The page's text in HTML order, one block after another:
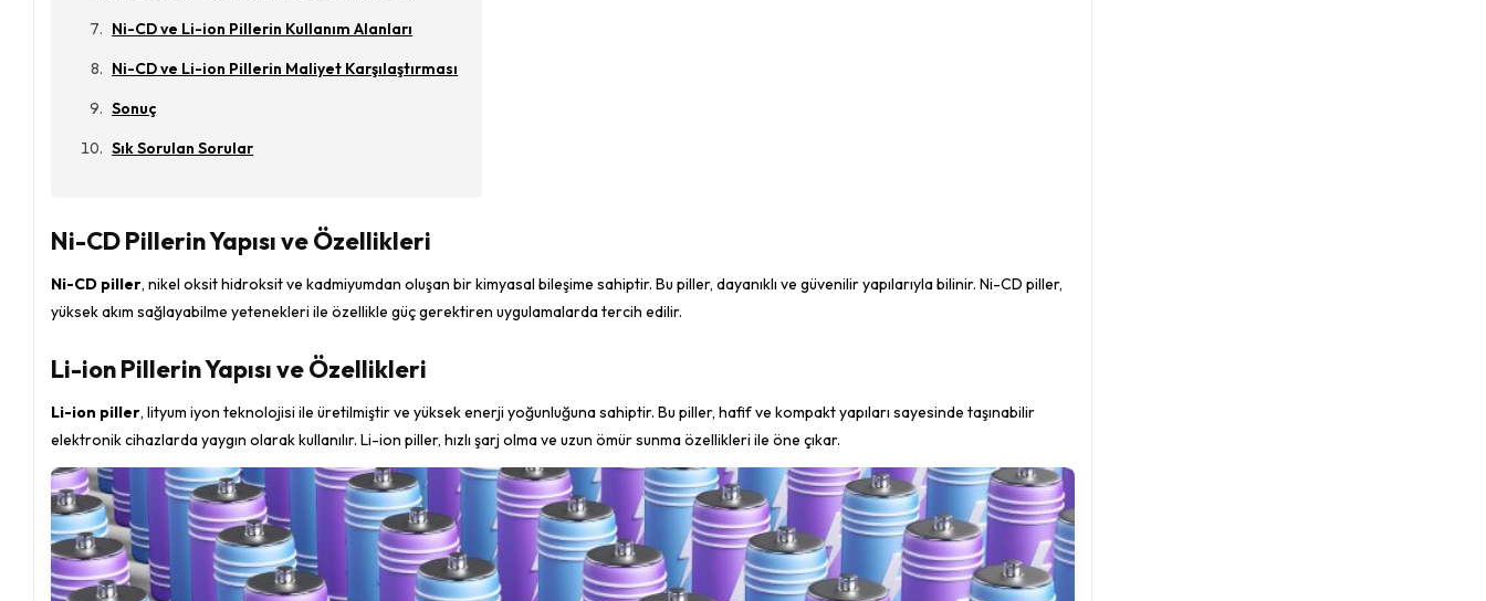
Ni-CD ve Li-ion Pillerin Kullanım Alanları
Ni-CD ve Li-ion Pillerin Maliyet Karşılaştırması
Sonuç
Sık Sorulan Sorular
Ni-CD Pillerin Yapısı ve Özellikleri
Ni-CD piller, nikel oksit hidroksit ve kadmiyumdan oluşan bir kimyasal bileşime sahiptir. Bu piller, dayanıklı ve güvenilir yapılarıyla bilinir. Ni-CD piller,
yüksek akım sağlayabilme yetenekleri ile özellikle güç gerektiren uygulamalarda tercih edilir.
Li-ion Pillerin Yapısı ve Özellikleri
Li-ion piller, lityum iyon teknolojisi ile üretilmiştir ve yüksek enerji yoğunluğuna sahiptir. Bu piller, hafif ve kompakt yapıları sayesinde taşınabilir
elektronik cihazlarda yaygın olarak kullanılır. Li-ion piller, hızlı şarj olma ve uzun ömür sunma özellikleri ile öne çıkar.